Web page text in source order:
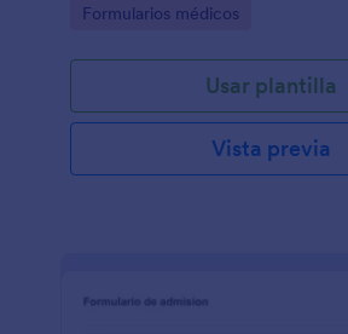
Go to Category:
Formularios médicos
Usar plantilla
Vista previa